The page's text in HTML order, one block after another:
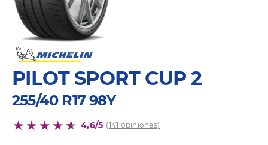
PILOT SPORT CUP 2
255/40 R17 98Y
4,6/5 (141 opiniones)